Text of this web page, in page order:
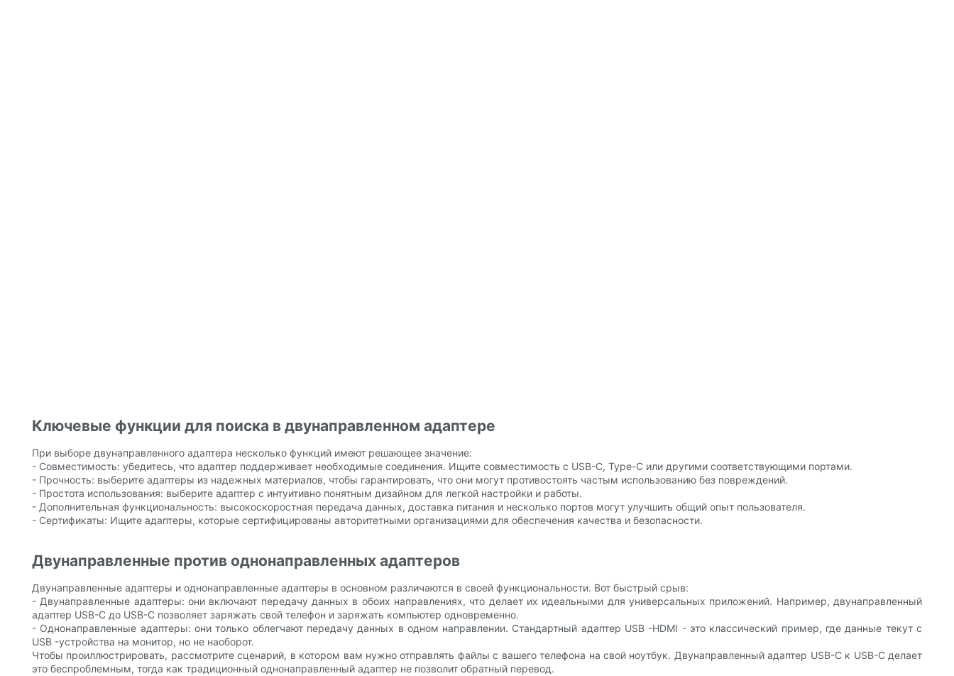
Ключевые функции для поиска в двунаправленном адаптере
При выборе двунаправленного адаптера несколько функций имеют решающее значение:
- Совместимость: убедитесь, что адаптер поддерживает необходимые соединения. Ищите совместимость с USB-C, Type-C или другими соответствующими портами.
- Прочность: выберите адаптеры из надежных материалов, чтобы гарантировать, что они могут противостоять частым использованию без повреждений.
- Простота использования: выберите адаптер с интуитивно понятным дизайном для легкой настройки и работы.
- Дополнительная функциональность: высокоскоростная передача данных, доставка питания и несколько портов могут улучшить общий опыт пользователя.
- Сертификаты: Ищите адаптеры, которые сертифицированы авторитетными организациями для обеспечения качества и безопасности.
Двунаправленные против однонаправленных адаптеров
Двунаправленные адаптеры и однонаправленные адаптеры в основном различаются в своей функциональности. Вот быстрый срыв:
- Двунаправленные адаптеры: они включают передачу данных в обоих направлениях, что делает их идеальными для универсальных приложений. Например, двунаправленный
адаптер USB-C до USB-C позволяет заряжать свой телефон и заряжать компьютер одновременно.
- Однонаправленные адаптеры: они только облегчают передачу данных в одном направлении. Стандартный адаптер USB -HDMI - это классический пример, где данные текут с
USB -устройства на монитор, но не наоборот.
Чтобы проиллюстрировать, рассмотрите сценарий, в котором вам нужно отправлять файлы с вашего телефона на свой ноутбук. Двунаправленный адаптер USB-C к USB-C делает
это беспроблемным, тогда как традиционный однонаправленный адаптер не позволит обратный перевод.